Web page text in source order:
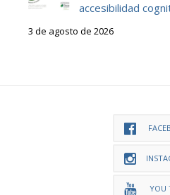
accesibilidad
3 de agosto de 2026
YOU